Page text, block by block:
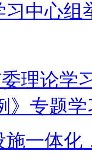
习中心组
理论学
》专题
施一体化